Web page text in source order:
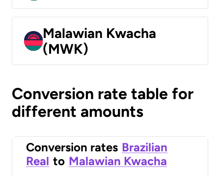
Malawian Kwacha
(MWK)
Conversion rate table for
different amounts
Conversion rates Brazilian
Real to Malawian Kwacha